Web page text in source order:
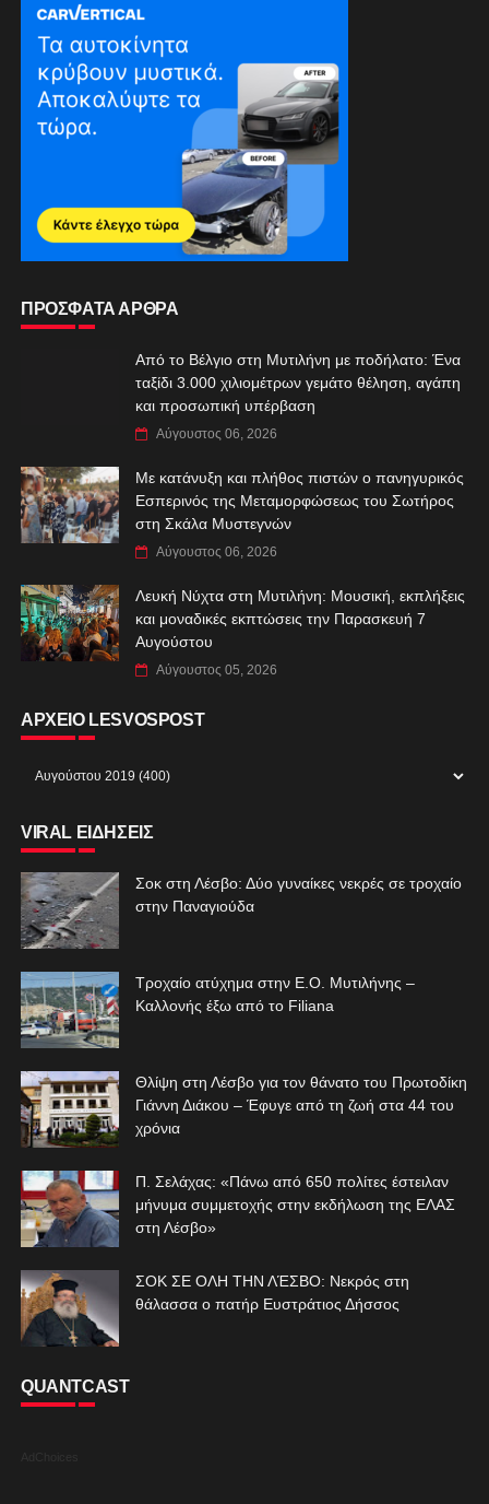
ΠΡΟΣΦΑΤΑ ΑΡΘΡΑ
Από το Βέλγιο στη Μυτιλήνη με ποδήλατο: Ένα
ταξίδι 3.000 χιλιομέτρων γεμάτο θέληση, αγάπη
και προσωπική υπέρβαση
Αύγουστος 06, 2026
Με κατάνυξη και πλήθος πιστών ο πανηγυρικός
Εσπερινός της Μεταμορφώσεως του Σωτήρος
στη Σκάλα Μυστεγνών
Αύγουστος 06, 2026
Λευκή Νύχτα στη Μυτιλήνη: Μουσική, εκπλήξεις
και μοναδικές εκπτώσεις την Παρασκευή 7
Αυγούστου
Αύγουστος 05, 2026
ΑΡΧΕΙΟ LESVOSPOST
VIRAL ΕΙΔΗΣΕΙΣ
Σοκ στη Λέσβο: Δύο γυναίκες νεκρές σε τροχαίο
στην Παναγιούδα
Τροχαίο ατύχημα στην Ε.Ο. Μυτιλήνης –
Καλλονής έξω από το Filiana
Θλίψη στη Λέσβο για τον θάνατο του Πρωτοδίκη
Γιάννη Διάκου – Έφυγε από τη ζωή στα 44 του
χρόνια
Π. Σελάχας: «Πάνω από 650 πολίτες έστειλαν
μήνυμα συμμετοχής στην εκδήλωση της ΕΛΑΣ
στη Λέσβο»
ΣΟΚ ΣΕ ΟΛΗ ΤΗΝ ΛΈΣΒΟ: Νεκρός στη
θάλασσα ο πατήρ Ευστράτιος Δήσσος
QUANTCAST